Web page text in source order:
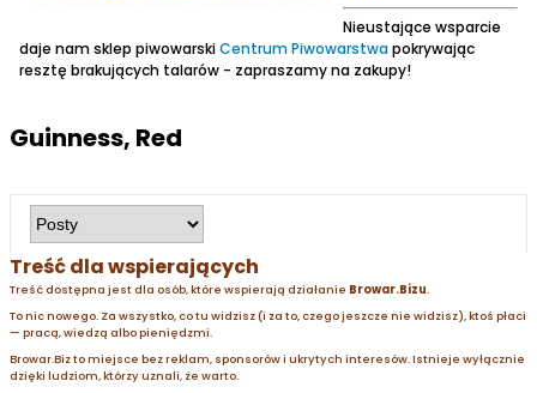
Nieustające wsparcie
daje nam sklep piwowarskiCentrum Piwowarstwapokrywając
resztę brakujących talarów - zapraszamy na zakupy!
Guinness, Red
Treść dla wspierających
Treść dostępna jest dla osób, które wspierają działanie Browar.Bizu.
To nic nowego. Za wszystko, co tu widzisz (i za to, czego jeszcze nie widzisz), ktoś płaci
— pracą, wiedzą albo pieniędzmi.
Browar.Biz to miejsce bez reklam, sponsorów i ukrytych interesów. Istnieje wyłącznie
dzięki ludziom, którzy uznali, że warto.